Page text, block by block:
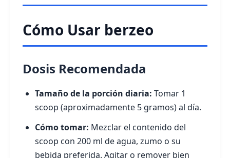
Cómo Usar berzeo
Dosis Recomendada
Tamaño de la porción diaria: Tomar 1
scoop (aproximadamente 5 gramos) al día.
Cómo tomar: Mezclar el contenido del
scoop con 200 ml de agua, zumo o su
bebida preferida. Agitar o remover bien